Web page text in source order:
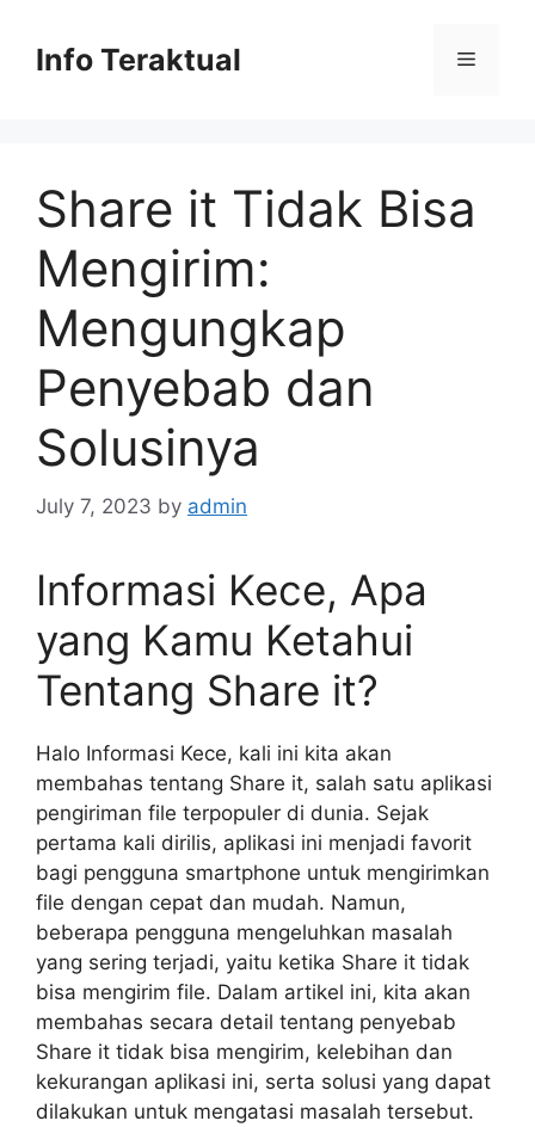
contentInfo Teraktual Menu
Share it Tidak Bisa
Mengirim:
Mengungkap
Penyebab dan
Solusinya
July 7, 2023 by admin
Informasi Kece, Apa
yang Kamu Ketahui
Tentang Share it?
Halo Informasi Kece, kali ini kita akan
membahas tentang Share it, salah satu aplikasi
pengiriman file terpopuler di dunia. Sejak
pertama kali dirilis, aplikasi ini menjadi favorit
bagi pengguna smartphone untuk mengirimkan
file dengan cepat dan mudah. Namun,
beberapa pengguna mengeluhkan masalah
yang sering terjadi, yaitu ketika Share it tidak
bisa mengirim file. Dalam artikel ini, kita akan
membahas secara detail tentang penyebab
Share it tidak bisa mengirim, kelebihan dan
kekurangan aplikasi ini, serta solusi yang dapat
dilakukan untuk mengatasi masalah tersebut.